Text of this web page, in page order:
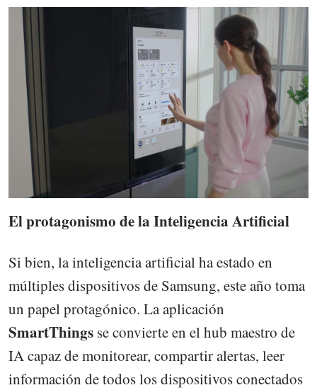
El protagonismo de la Inteligencia Artificial
Si bien, la inteligencia artificial ha estado en
múltiples dispositivos de Samsung, este año toma
un papel protagónico. La aplicación
SmartThings se convierte en el hub maestro de
IA capaz de monitorear, compartir alertas, leer
información de todos los dispositivos conectados